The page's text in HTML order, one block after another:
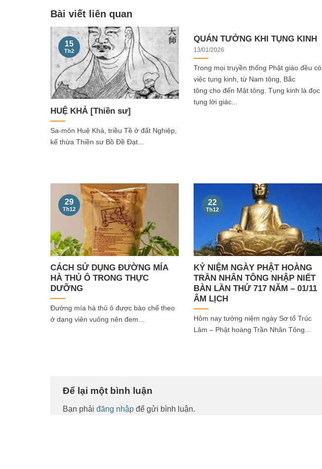
Bài viết liên quan
HUỆ KHẢ [Thiền sư]
Sa-môn Huệ Khả, triều Tề ở đất Nghiệp,
kế thừa Thiền sư Bồ Đề Đạt...
15
Th2
QUÁN TƯỞNG KHI TỤNG KINH
13/01/2026
Trong mọi truyền thống Phật giáo đều có
việc tụng kinh, từ Nam tông, Bắc
tông cho đến Mật tông. Tụng kinh là đọc
tụng lời giác...
CÁCH SỬ DỤNG ĐƯỜNG MÍA
HÀ THỦ Ô TRONG THỰC
DƯỠNG
Đường mía hà thủ ô được bào chế theo
ở dạng viên vuông nên đem...
29
Th12
KỶ NIỆM NGÀY PHẬT HOÀNG
TRẦN NHÂN TÔNG NHẬP NIẾT
BÀN LẦN THỨ 717 NĂM – 01/11
ÂM LỊCH
Hôm nay tưởng niệm ngày Sơ tổ Trúc
Lâm – Phật hoàng Trần Nhân Tông...
22
Th12
Để lại một bình luận
Bạn phải đăng nhập để gửi bình luận.